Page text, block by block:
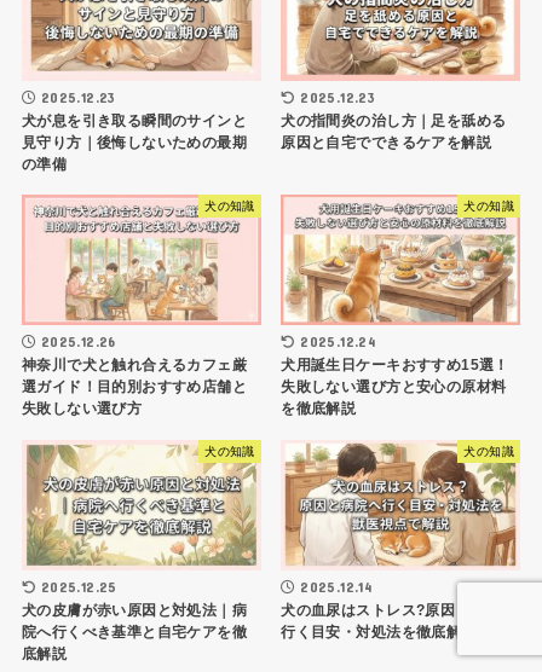
2025.12.23
犬が息を引き取る瞬間のサインと
見守り方｜後悔しないための最期
の準備
2025.12.23
犬の指間炎の治し方｜足を舐める
原因と自宅でできるケアを解説
犬の知識
2025.12.26
神奈川で犬と触れ合えるカフェ厳
選ガイド！目的別おすすめ店舗と
失敗しない選び方
犬の知識
2025.12.24
犬用誕生日ケーキおすすめ15選！
失敗しない選び方と安心の原材料
を徹底解説
犬の知識
2025.12.25
犬の皮膚が赤い原因と対処法｜病
院へ行くべき基準と自宅ケアを徹
底解説
犬の知識
2025.12.14
犬の血尿はストレス?原因と病院へ
行く目安・対処法を徹底解説!